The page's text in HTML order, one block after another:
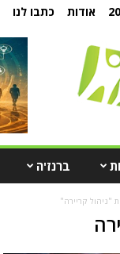
אודות כתבו לנו
ברנז'ה
"ניהול קריירה"